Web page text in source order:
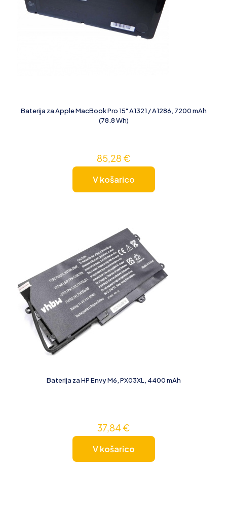
Baterija za Apple MacBook Pro 15" A1321 / A1286, 7200 mAh
(78.8 Wh)
85,28 €
V košarico
Baterija za HP Envy M6, PX03XL, 4400 mAh
37,84 €
V košarico